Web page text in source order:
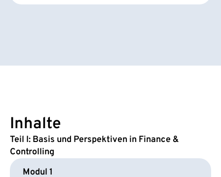
Inhalte
Teil I: Basis und Perspektiven in Finance &
Controlling
Modul 1